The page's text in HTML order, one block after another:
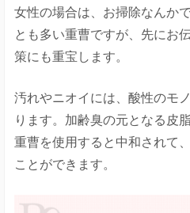
女性の場合は、お掃除なんか
とも多い重曹ですが、先にお
策にも重宝します。
汚れやニオイには、酸性のモ
ります。加齢臭の元となる皮
重曹を使用すると中和されて
ことができます。